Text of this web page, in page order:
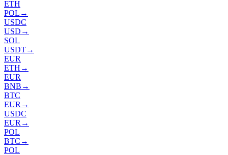
ETH
POL →
USDC
USD →
SOL
USDT→
EUR
ETH →
EUR
BNB →
BTC
EUR →
USDC
EUR →
POL
BTC →
POL